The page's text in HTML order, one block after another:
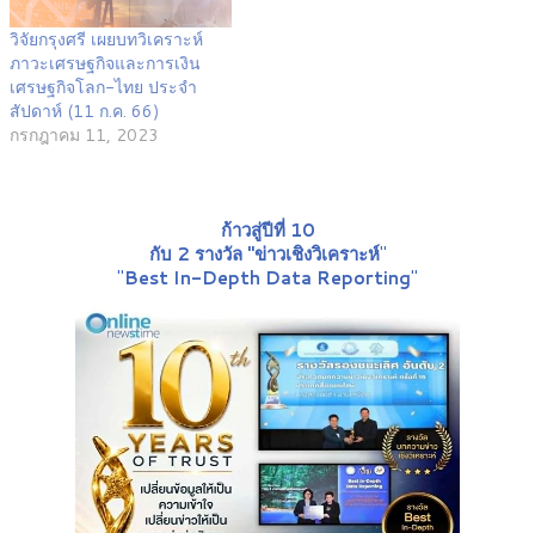
วิจัยกรุงศรี เผยบทวิเคราะห์
ภาวะเศรษฐกิจและการเงิน
เศรษฐกิจโลก-ไทย ประจำ
สัปดาห์ (11 ก.ค. 66)
กรกฎาคม 11, 2023
ก้าวสู่ปีที่ 10
กับ 2 รางวัล "ข่าวเชิงวิเคราะห์"
"Best In-Depth Data Reporting"